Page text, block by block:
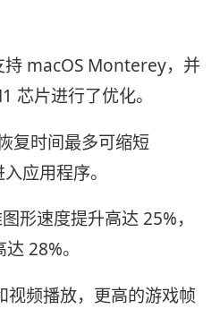
持 macOS Monterey，并
芯片进行了优化。
复时间最多可缩短
应用程序。
形速度提升高达 25%，
28%。
频播放，更高的游戏帧